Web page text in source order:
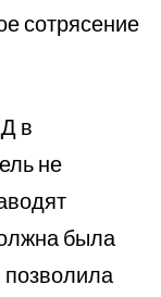
сотрясение
в
не
была
позволила